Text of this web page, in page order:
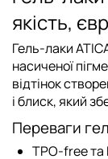
якість,
Гель-лаки
насиченої
відтінок
і блиск, який
Переваги
TPO-free та